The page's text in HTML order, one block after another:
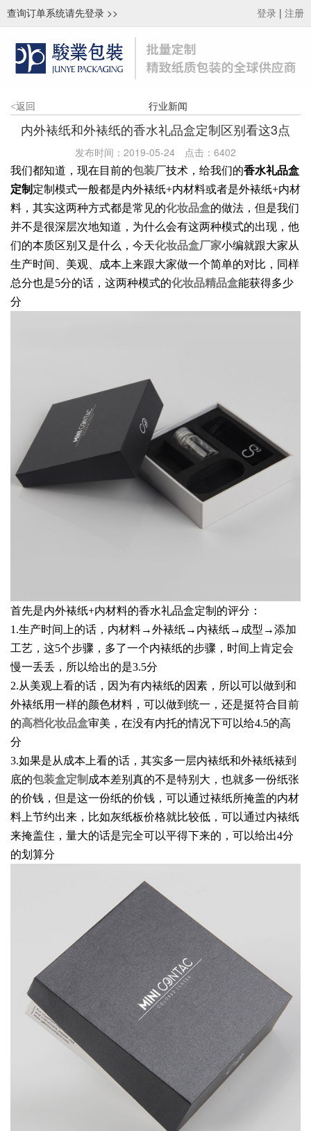
查询订单系统请先登录 >> 登录 | 注册
<返回 行业新闻
内外裱纸和外裱纸的香水礼品盒定制区别看这3点
发布时间：2019-05-24 点击： 6402
我们都知道，现在目前的包装厂技术，给我们的香水礼品盒
定制 定制模式一般都是内外裱纸+内材料或者是外裱纸+内材
料，其实这两种方式都是常见的化妆品盒的做法，但是我们
并不是很深层次地知道，为什么会有这两种模式的出现，他
们的本质区别又是什么，今天化妆品盒厂家小编就跟大家从
生产时间、美观、成本上来跟大家做一个简单的对比，同样
总分也是5分的话，这两种模式的化妆品精品盒能获得多少
分
首先是内外裱纸+内材料的香水礼品盒定制的评分：
1.生产时间上的话，内材料→外裱纸→内裱纸→成型→添加
工艺，这5个步骤，多了一个内裱纸的步骤，时间上肯定会
慢一丢丢，所以给出的是3.5分
2.从美观上看的话，因为有内裱纸的因素，所以可以做到和
外裱纸用一样的颜色材料，可以做到统一，还是挺符合目前
的高档化妆品盒审美，在没有内托的情况下可以给4.5的高
分
3.如果是从成本上看的话，其实多一层内裱纸和外裱纸裱到
底的包装盒定制 成本差别真的不是特别大，也就多一份纸张
的价钱，但是这一份纸的价钱，可以通过裱纸所掩盖的内材
料上节约出来，比如灰纸板价格就比较低，可以通过内裱纸
来掩盖住，量大的话是完全可以平得下来的，可以给出4分
的划算分